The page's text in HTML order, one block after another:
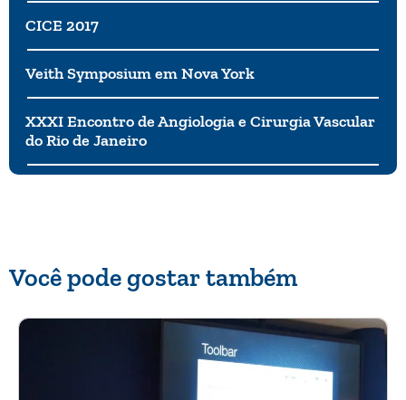
CICE 2017
Veith Symposium em Nova York
XXXI Encontro de Angiologia e Cirurgia Vascular
do Rio de Janeiro
Você pode gostar também